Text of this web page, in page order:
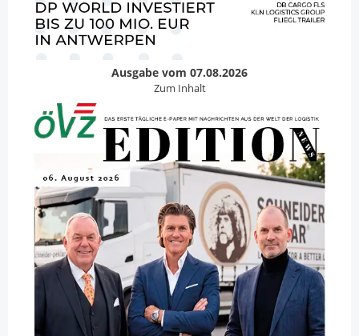
Ausgabe vom 07.08.2026
Zum Inhalt